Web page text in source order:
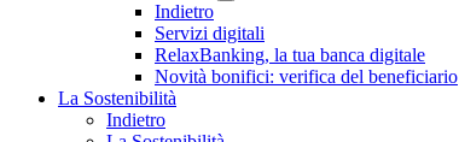
Indietro
Servizi digitali
RelaxBanking, la tua banca digitale
Novità bonifici: verifica del beneficiario
La Sostenibilità
Indietro